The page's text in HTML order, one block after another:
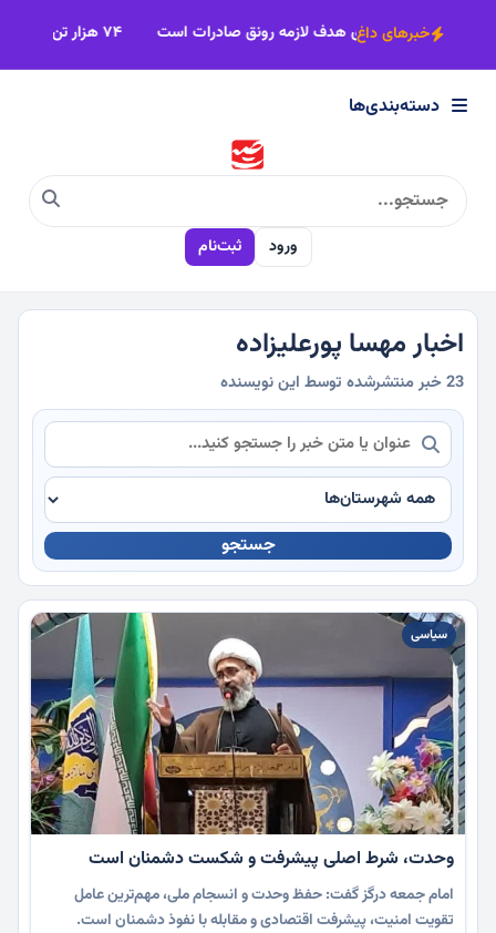
×
دسته‌بندی‌ها
سیاسی
اجتماعی
فرهنگی
ورزشی
چندرسانه
خبرهای داغ شناخت بازارهای هدف لازمه رونق صادرات است
دسته‌بندی‌ها
ورود ثبت‌نام
اخبار مهسا پورعلیزاده
23 خبر منتشرشده توسط این نویسنده
جستجو
سیاسی
وحدت، شرط اصلی پیشرفت و شکست دشمنان است
امام جمعه درگز گفت: حفظ وحدت و انسجام ملی، مهم‌ترین عامل
تقویت امنیت، پیشرفت اقتصادی و مقابله با نفوذ دشمنان است.